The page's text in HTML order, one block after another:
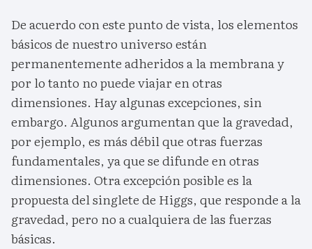
De acuerdo con este punto de vista, los elementos
básicos de nuestro universo están
permanentemente adheridos a la membrana y
por lo tanto no puede viajar en otras
dimensiones. Hay algunas excepciones, sin
embargo. Algunos argumentan que la gravedad,
por ejemplo, es más débil que otras fuerzas
fundamentales, ya que se difunde en otras
dimensiones. Otra excepción posible es la
propuesta del singlete de Higgs, que responde a la
gravedad, pero no a cualquiera de las fuerzas
básicas.